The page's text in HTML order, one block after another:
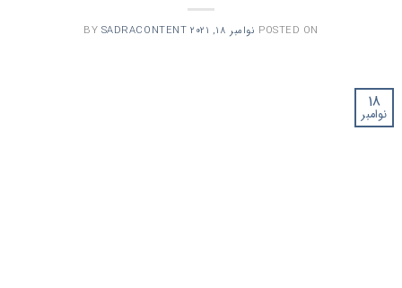
POSTED ON نوامبر 18, 2021 BY SADRACONTENT
18
نوامبر